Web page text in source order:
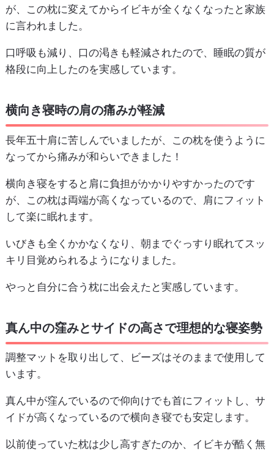
が、この枕に変えてからイビキが全くなくなったと家族
に言われました。
口呼吸も減り、口の渇きも軽減されたので、睡眠の質が
格段に向上したのを実感しています。
横向き寝時の肩の痛みが軽減
長年五十肩に苦しんでいましたが、この枕を使うように
なってから痛みが和らいできました！
横向き寝をすると肩に負担がかかりやすかったのです
が、この枕は両端が高くなっているので、肩にフィット
して楽に眠れます。
いびきも全くかかなくなり、朝までぐっすり眠れてスッ
キリ目覚められるようになりました。
やっと自分に合う枕に出会えたと実感しています。
真ん中の窪みとサイドの高さで理想的な寝姿勢
調整マットを取り出して、ビーズはそのままで使用して
います。
真ん中が窪んでいるので仰向けでも首にフィットし、サ
イドが高くなっているので横向き寝でも安定します。
以前使っていた枕は少し高すぎたのか、イビキが酷く無